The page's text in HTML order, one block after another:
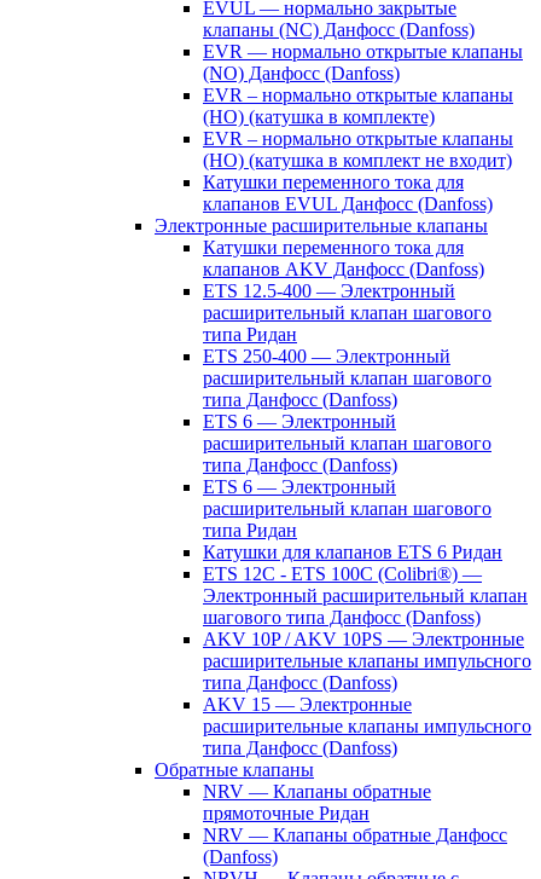
EVUL — нормально закрытые
клапаны (NC) Данфосс (Danfoss)
EVR — нормально открытые клапаны
(NO) Данфосс (Danfoss)
EVR – нормально открытые клапаны
(НО) (катушка в комплекте)
EVR – нормально открытые клапаны
(НО) (катушка в комплект не входит)
Катушки переменного тока для
клапанов EVUL Данфосс (Danfoss)
Электронные расширительные клапаны
Катушки переменного тока для
клапанов AKV Данфосс (Danfoss)
ETS 12.5-400 — Электронный
расширительный клапан шагового
типа Ридан
ETS 250-400 — Электронный
расширительный клапан шагового
типа Данфосс (Danfoss)
ETS 6 — Электронный
расширительный клапан шагового
типа Данфосс (Danfoss)
ETS 6 — Электронный
расширительный клапан шагового
типа Ридан
Катушки для клапанов ETS 6 Ридан
ETS 12C - ETS 100C (Colibri®) —
Электронный расширительный клапан
шагового типа Данфосс (Danfoss)
AKV 10P / AKV 10PS — Электронные
расширительные клапаны импульсного
типа Данфосс (Danfoss)
AKV 15 — Электронные
расширительные клапаны импульсного
типа Данфосс (Danfoss)
Обратные клапаны
NRV — Клапаны обратные
прямоточные Ридан
NRV — Клапаны обратные Данфосс
(Danfoss)